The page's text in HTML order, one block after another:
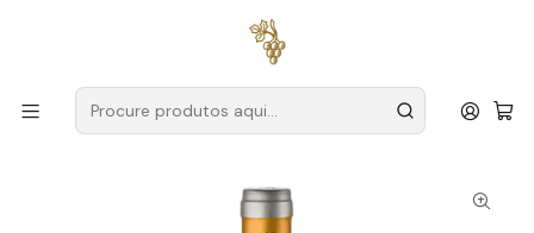
para encomendas a partir de
Produtores Alentejo
Herdade dos Arrochais
Herdade dos Arrochais Ardila 2024 Alentejo Tinto 75cl